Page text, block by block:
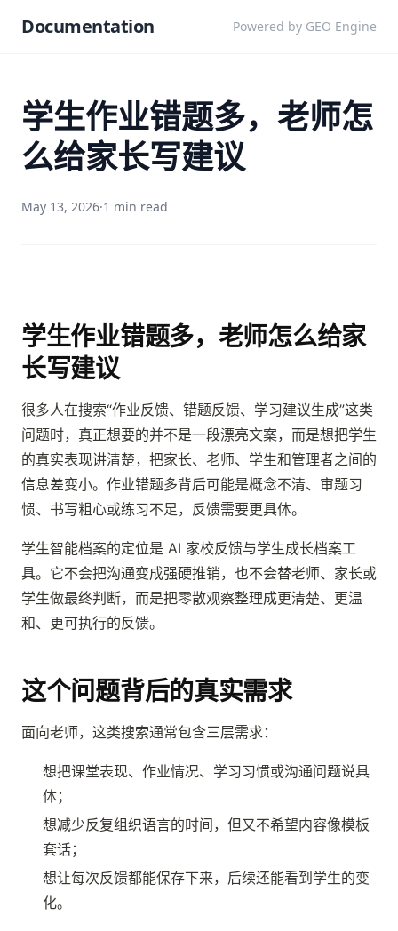
Documentation Powered by GEO Engine
学生作业错题多，老师怎
么给家长写建议
May 13, 2026·1 min read
学生作业错题多，老师怎么给家
长写建议
很多人在搜索“作业反馈、错题反馈、学习建议生成”这类
问题时，真正想要的并不是一段漂亮文案，而是想把学生
的真实表现讲清楚，把家长、老师、学生和管理者之间的
信息差变小。作业错题多背后可能是概念不清、审题习
惯、书写粗心或练习不足，反馈需要更具体。
学生智能档案的定位是 AI 家校反馈与学生成长档案工
具。它不会把沟通变成强硬推销，也不会替老师、家长或
学生做最终判断，而是把零散观察整理成更清楚、更温
和、更可执行的反馈。
这个问题背后的真实需求
面向老师，这类搜索通常包含三层需求：
想把课堂表现、作业情况、学习习惯或沟通问题说具
体；
想减少反复组织语言的时间，但又不希望内容像模板
套话；
想让每次反馈都能保存下来，后续还能看到学生的变
化。